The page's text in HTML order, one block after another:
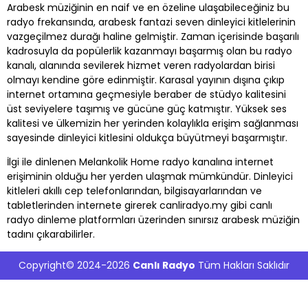
Arabesk müziğinin en naif ve en özeline ulaşabileceğiniz bu
radyo frekansında, arabesk fantazi seven dinleyici kitlelerinin
vazgeçilmez durağı haline gelmiştir. Zaman içerisinde başarılı
kadrosuyla da popülerlik kazanmayı başarmış olan bu radyo
kanalı, alanında sevilerek hizmet veren radyolardan birisi
olmayı kendine göre edinmiştir. Karasal yayının dışına çıkıp
internet ortamına geçmesiyle beraber de stüdyo kalitesini
üst seviyelere taşımış ve gücüne güç katmıştır. Yüksek ses
kalitesi ve ülkemizin her yerinden kolaylıkla erişim sağlanması
sayesinde dinleyici kitlesini oldukça büyütmeyi başarmıştır.
İlgi ile dinlenen Melankolik Home radyo kanalına internet
erişiminin olduğu her yerden ulaşmak mümkündür. Dinleyici
kitleleri akıllı cep telefonlarından, bilgisayarlarından ve
tabletlerinden internete girerek canliradyo.my gibi canlı
radyo dinleme platformları üzerinden sınırsız arabesk müziğin
tadını çıkarabilirler.
Copyright© 2024-2026 Canlı Radyo Tüm Hakları Saklıdır